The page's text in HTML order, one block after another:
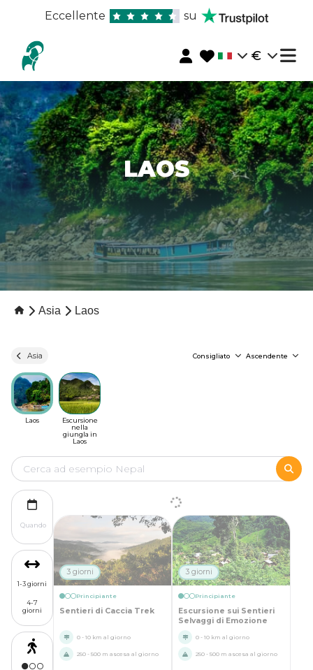
Eccellente su
€
LAOS
Asia Laos
Asia Consigliato Ascendente
Laos
Escursione
nella
giungla in
Laos
Quando
1-3 giorni
4-7
giorni
3 giorni
Principiante
Sentieri di Caccia Trek
0 - 10 km al giorno
250 - 500 m ascesa al giorno
3 giorni
Principiante
Escursione sui Sentieri
Selvaggi di Emozione
0 - 10 km al giorno
250 - 500 m ascesa al giorno